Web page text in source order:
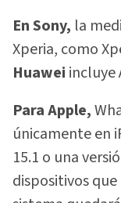
En Sony, la
Xperia, como
Huawei incluye
Para Apple,
únicamente en
15.1 o una
dispositivos